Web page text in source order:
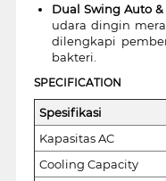
Dual Swing Auto
udara dingin
dilengkapi
bakteri.
SPECIFICATION
Spesifikasi
Kapasitas AC
Cooling Capacity